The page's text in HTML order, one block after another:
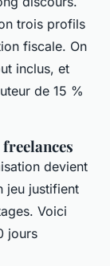
trois profils
fiscale. On
inclus, et
de 15 %
devient
jeu justifient
Voici
jours